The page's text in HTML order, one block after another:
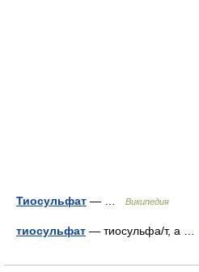
Тиосульфат — … Википедия
тиосульфат — тиосульфа/т, а …